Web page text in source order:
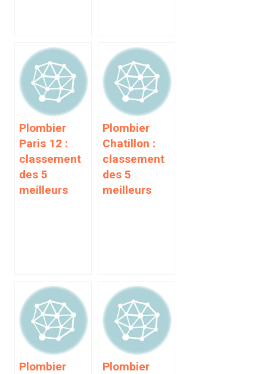
Plombier
Paris 12 :
classement
des 5
meilleurs
Plombier
Chatillon :
classement
des 5
meilleurs
Plombier
Plombier